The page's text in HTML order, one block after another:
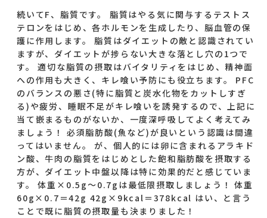
続いてF、脂質です。 脂質はやる気に関与するテストス
テロンをはじめ、各ホルモンを生成したり、脳血管の保
護に作用します。 脂質はダイエットの敵と認識されてい
ますが、ダイエットが捗らない大きな落とし穴の1つで
す。 適切な脂質の摂取はバイタリティをはじめ、精神面
への作用も大きく、キレ喰い予防にも役立ちます。 PFC
のバランスの悪さ(特に脂質と炭水化物をカットしすぎ
る)や疲労、睡眠不足がキレ喰いを誘発するので、上記に
当て嵌まるものがないか、一度深呼吸してよく考えてみ
ましょう！ 必須脂肪酸(魚など)が良いという認識は間違
ってはいません。 が、個人的には卵に含まれるアラキド
ン酸、牛肉の脂質をはじめとした飽和脂肪酸を摂取する
方が、ダイエット中盤以降は特に効果的だと感じていま
す。 体重×0.5g～0.7gは最低限摂取しましょう！ 体重
60g×0.7＝42g 42g×9kcal＝378kcal はい、と言う
ことで既に脂質の摂取量も決まりました！